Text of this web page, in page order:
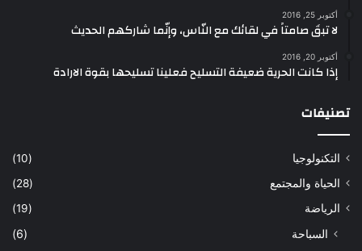
أكتوبر 25, 2016
لا تبقَ صامتاً في لقائك مع النّاس، وإنّما شاركهم الحديث
أكتوبر 20, 2016
إذا كانت الحرية ضعيفة التسليح فعلينا تسليحها بقوة الارادة
تصنيفات
التكنولوجيا
(10)
الحياة والمجتمع
(28)
الرياضة
(19)
السباحة
(6)